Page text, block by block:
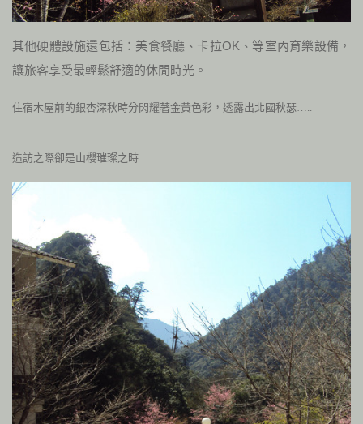
其他硬體設施還包括：美食餐廳、卡拉OK 、等室內育樂設備，
讓旅客享受最輕鬆舒適的休閒時光。
住宿木屋前的銀杏深秋時分閃耀著金黃色彩，透露出北國秋瑟…..
造訪之際卻是山櫻璀璨之時